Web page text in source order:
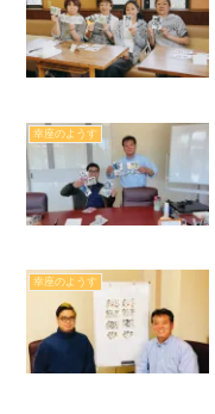
幸座のようす
幸座のようす